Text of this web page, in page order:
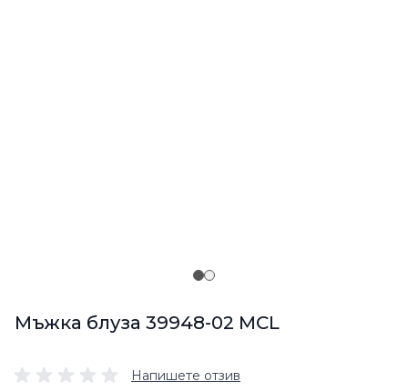
Мъжка блуза 39948-02 MCL
Напишете отзив